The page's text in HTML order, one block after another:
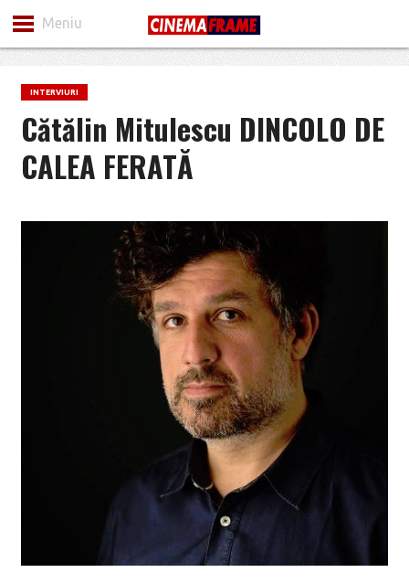
Meniu
INTERVIURI
Cătălin Mitulescu DINCOLO DE
CALEA FERATĂ